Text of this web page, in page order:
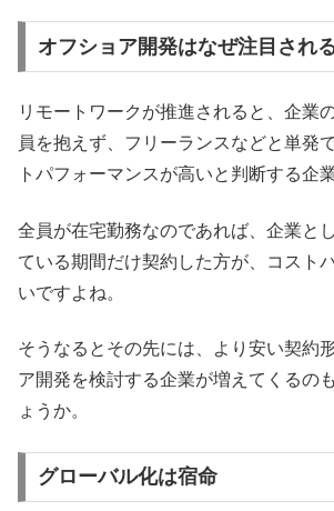
オフショア開発はなぜ注目され
リモートワークが推進されると、企業
員を抱えず、フリーランスなどと単発
トパフォーマンスが高いと判断する企
全員が在宅勤務なのであれば、企業と
ている期間だけ契約した方が、コスト
いですよね。
そうなるとその先には、より安い契約
ア開発を検討する企業が増えてくるの
ょうか。
グローバル化は宿命